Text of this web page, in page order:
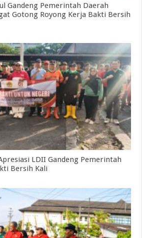
Gandeng Pemerintah Daerah
Gotong Royong Kerja Bakti Bersih
LDII Gandeng Pemerintah
Bersih Kali